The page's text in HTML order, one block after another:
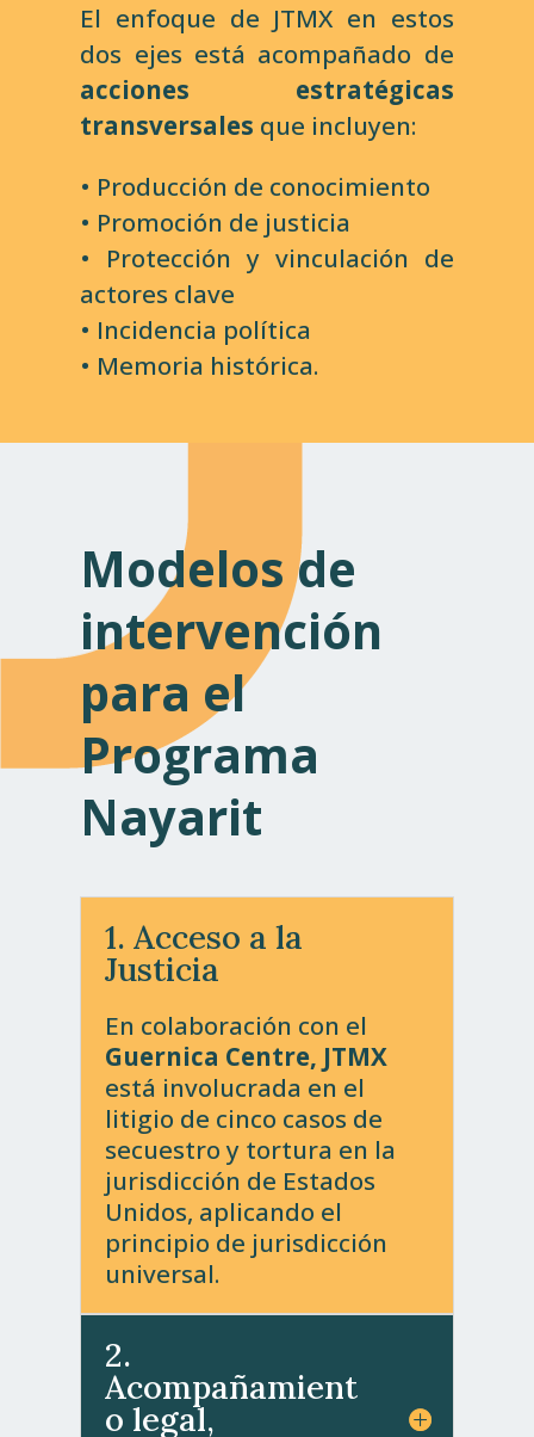
El enfoque de JTMX en estos
dos ejes está acompañado de
acciones estratégicas
transversales que incluyen:
• Producción de conocimiento
• Promoción de justicia
• Protección y vinculación de
actores clave
• Incidencia política
• Memoria histórica.
Modelos de
intervención
para el
Programa
Nayarit
1. Acceso a la
Justicia
En colaboración con el
Guernica Centre, JTMX
está involucrada en el
litigio de cinco casos de
secuestro y tortura en la
jurisdicción de Estados
Unidos, aplicando el
principio de jurisdicción
universal.
2.
Acompañamient
o legal,